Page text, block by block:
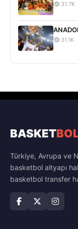
31.7K
31.1K
BASKET
Türkiye, Avrupa ve
basketbol altyapı
basketbol transfer